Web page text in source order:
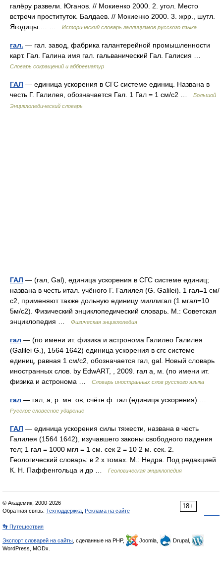
галёру развели. Юганов. // Мокиенко 2000. 2. угол. Место
встречи проституток. Балдаев. // Мокиенко 2000. 3. жрр., шутл.
Ягодицы.… …
Исторический словарь галлицизмов русского языка
гал. — гал. завод, фабрика галантерейной промышленности
карт. Гал. Галина имя гал. гальванический Гал. Галисия …
Словарь сокращений и аббревиатур
ГАЛ — единица ускорения в СГС системе единиц. Названа в
честь Г. Галилея, обозначается Гал. 1 Гал = 1 см/с2 …
Большой
Энциклопедический словарь
ГАЛ — (гал, Gal), единица ускорения в СГС системе единиц;
названа в честь итал. учёного Г. Галилея (G. Galilei). 1 гал=1 см/
с2, применяют также дольную единицу миллигал (1 мгал=10
5м/с2). Физический энциклопедический словарь. М.: Советская
энциклопедия …
Физическая энциклопедия
гал — (по имени ит. физика и астронома Галилео Галилея
(Galilei G.), 1564 1642) единица ускорения в сгс системе
единиц, равная 1 см/с2, обозначается гал, gal. Новый словарь
иностранных слов. by EdwART, , 2009. гал а, м. (по имени ит.
физика и астронома …
Словарь иностранных слов русского языка
гал — гал, а; р. мн. ов, счётн.ф. гал (единица ускорения) …
Русское словесное ударение
ГАЛ — единица ускорения силы тяжести, названа в честь
Галилея (1564 1642), изучавшего законы свободного падения
тел; 1 гал = 1000 мгл = 1 см. сек 2 = 10 2 м. сек. 2.
Геологический словарь: в 2 х томах. М.: Недра. Под редакцией
К. Н. Паффенгольца и др …
Геологическая энциклопедия
18+
© Академик, 2000-2026
Обратная связь: Техподдержка Реклама на сайте
👣 Путешествия
Экспорт словарей на сайты , сделанные на PHP, Joomla,
Drupal,
WordPress, MODx.